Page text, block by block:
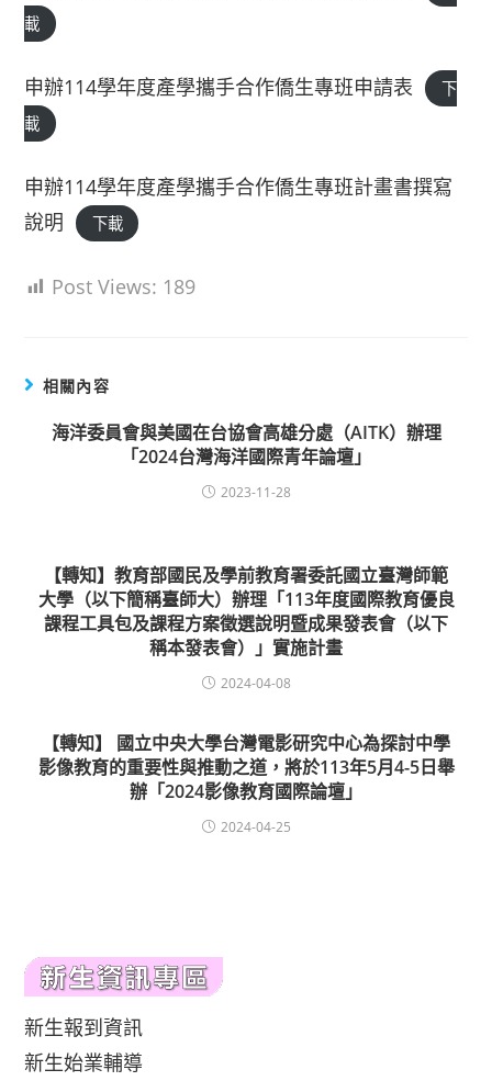
載
申辦114學年度產學攜手合作僑生專班申請表
下
載
申辦114學年度產學攜手合作僑生專班計畫書撰寫
說明
下載
Post Views: 189
相關內容
海洋委員會與美國在台協會高雄分處（AITK）辦理
「2024台灣海洋國際青年論壇」
2023-11-28
【轉知】教育部國民及學前教育署委託國立臺灣師範
大學（以下簡稱臺師大）辦理「113年度國際教育優良
課程工具包及課程方案徵選說明暨成果發表會（以下
稱本發表會）」實施計畫
2024-04-08
【轉知】 國立中央大學台灣電影研究中心為探討中學
影像教育的重要性與推動之道，將於113年5月4-5日舉
辦「2024影像教育國際論壇」
2024-04-25
新生報到資訊
新生始業輔導